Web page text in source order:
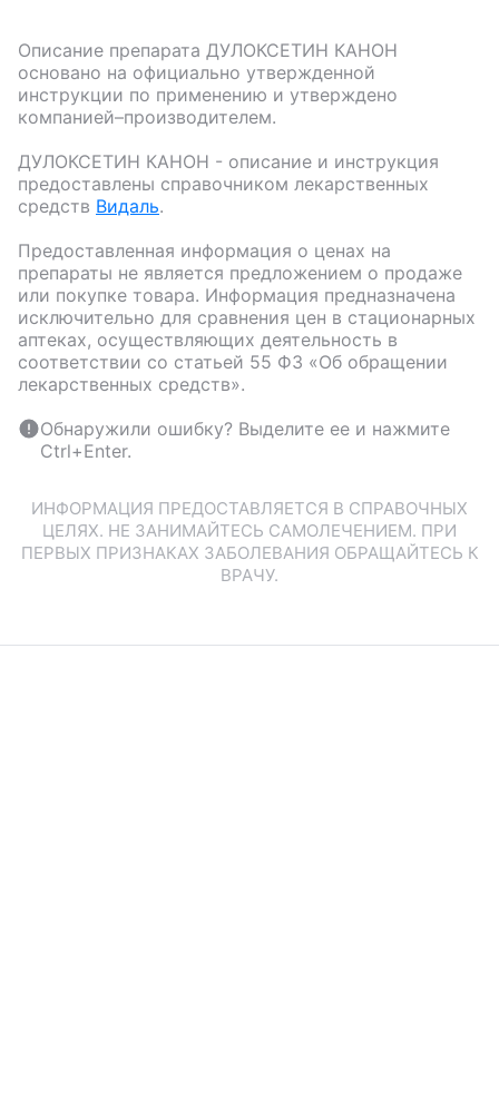
Описание препарата ДУЛОКСЕТИН КАНОН
основано на официально утвержденной
инструкции по применению и утверждено
компанией–производителем.
ДУЛОКСЕТИН КАНОН - описание и инструкция
предоставлены справочником лекарственных
средств Видаль.
Предоставленная информация о ценах на
препараты не является предложением о продаже
или покупке товара. Информация предназначена
исключительно для сравнения цен в стационарных
аптеках, осуществляющих деятельность в
соответствии со статьей 55 ФЗ «Об обращении
лекарственных средств».
Обнаружили ошибку? Выделите ее и нажмите
Ctrl+Enter.
ИНФОРМАЦИЯ ПРЕДОСТАВЛЯЕТСЯ В СПРАВОЧНЫХ
ЦЕЛЯХ. НЕ ЗАНИМАЙТЕСЬ САМОЛЕЧЕНИЕМ. ПРИ
ПЕРВЫХ ПРИЗНАКАХ ЗАБОЛЕВАНИЯ ОБРАЩАЙТЕСЬ К
ВРАЧУ.